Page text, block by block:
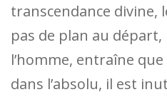
transcendance divine,
pas de plan au
l’homme, entraîne que
dans l’absolu, il est